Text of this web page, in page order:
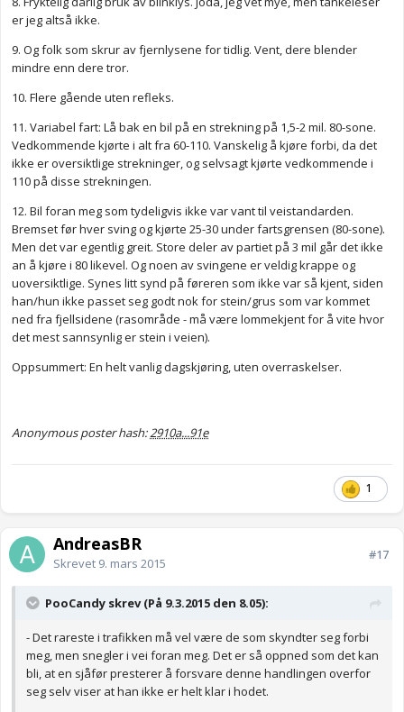
er jeg altså ikke.
9. Og folk som skrur av fjernlysene for tidlig. Vent, dere blender
mindre enn dere tror.
10. Flere gående uten refleks.
11. Variabel fart: Lå bak en bil på en strekning på 1,5-2 mil. 80-sone.
Vedkommende kjørte i alt fra 60-110. Vanskelig å kjøre forbi, da det
ikke er oversiktlige strekninger, og selvsagt kjørte vedkommende i
110 på disse strekningen.
12. Bil foran meg som tydeligvis ikke var vant til veistandarden.
Bremset før hver sving og kjørte 25-30 under fartsgrensen (80-sone).
Men det var egentlig greit. Store deler av partiet på 3 mil går det ikke
an å kjøre i 80 likevel. Og noen av svingene er veldig krappe og
uoversiktlige. Synes litt synd på føreren som ikke var så kjent, siden
han/hun ikke passet seg godt nok for stein/grus som var kommet
ned fra fjellsidene (rasområde - må være lommekjent for å vite hvor
det mest sannsynlig er stein i veien).
Oppsummert: En helt vanlig dagskjøring, uten overraskelser.
Anonymous poster hash:2910a...91e
1
AndreasBR
Skrevet 9. mars 2015
#17
PooCandy skrev (På 9.3.2015 den 8.05):
- Det rareste i trafikken må vel være de som skyndter seg forbi
meg, men snegler i vei foran meg. Det er så oppned som det kan
bli, at en sjåfør presterer å forsvare denne handlingen overfor
seg selv viser at han ikke er helt klar i hodet.